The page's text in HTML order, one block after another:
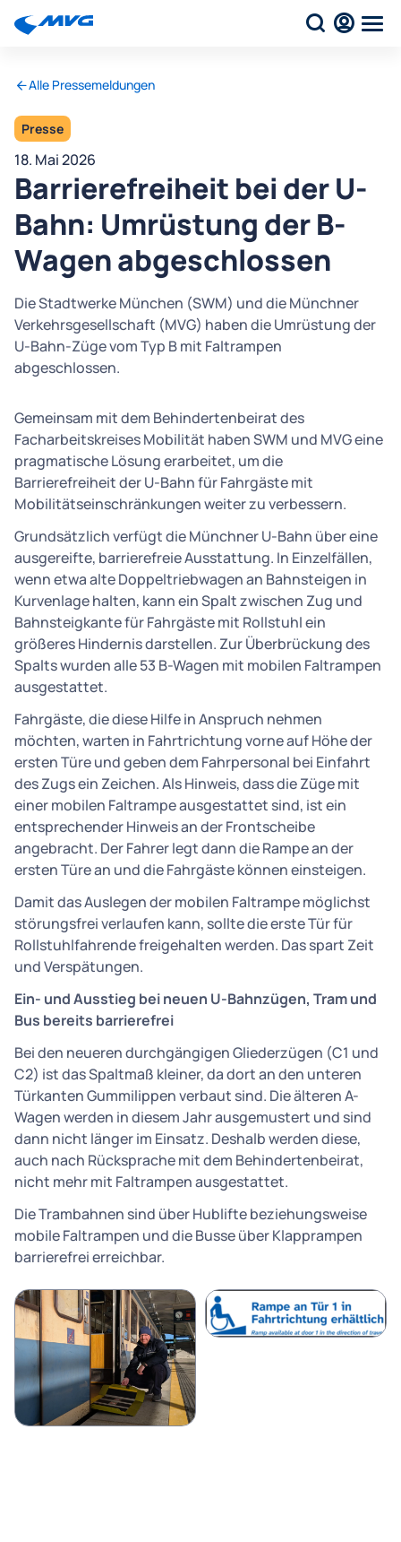
Alle Pressemeldungen
Presse
18. Mai 2026
Barrierefreiheit bei der U-
Bahn: Umrüstung der B-
Wagen abgeschlossen
Die Stadtwerke München (SWM) und die Münchner
Verkehrsgesellschaft (MVG) haben die Umrüstung der
U-Bahn-Züge vom Typ B mit Faltrampen
abgeschlossen.
Gemeinsam mit dem Behindertenbeirat des
Facharbeitskreises Mobilität haben SWM und MVG eine
pragmatische Lösung erarbeitet, um die
Barrierefreiheit der U-Bahn für Fahrgäste mit
Mobilitätseinschränkungen weiter zu verbessern.
Grundsätzlich verfügt die Münchner U-Bahn über eine
ausgereifte, barrierefreie Ausstattung. In Einzelfällen,
wenn etwa alte Doppeltriebwagen an Bahnsteigen in
Kurvenlage halten, kann ein Spalt zwischen Zug und
Bahnsteigkante für Fahrgäste mit Rollstuhl ein
größeres Hindernis darstellen. Zur Überbrückung des
Spalts wurden alle 53 B-Wagen mit mobilen Faltrampen
ausgestattet.
Fahrgäste, die diese Hilfe in Anspruch nehmen
möchten, warten in Fahrtrichtung vorne auf Höhe der
ersten Türe und geben dem Fahrpersonal bei Einfahrt
des Zugs ein Zeichen. Als Hinweis, dass die Züge mit
einer mobilen Faltrampe ausgestattet sind, ist ein
entsprechender Hinweis an der Frontscheibe
angebracht. Der Fahrer legt dann die Rampe an der
ersten Türe an und die Fahrgäste können einsteigen.
Damit das Auslegen der mobilen Faltrampe möglichst
störungsfrei verlaufen kann, sollte die erste Tür für
Rollstuhlfahrende freigehalten werden. Das spart Zeit
und Verspätungen.
Ein- und Ausstieg bei neuen U-Bahnzügen, Tram und
Bus bereits barrierefrei
Bei den neueren durchgängigen Gliederzügen (C1 und
C2) ist das Spaltmaß kleiner, da dort an den unteren
Türkanten Gummilippen verbaut sind. Die älteren A-
Wagen werden in diesem Jahr ausgemustert und sind
dann nicht länger im Einsatz. Deshalb werden diese,
auch nach Rücksprache mit dem Behindertenbeirat,
nicht mehr mit Faltrampen ausgestattet.
Die Trambahnen sind über Hublifte beziehungsweise
mobile Faltrampen und die Busse über Klapprampen
barrierefrei erreichbar.